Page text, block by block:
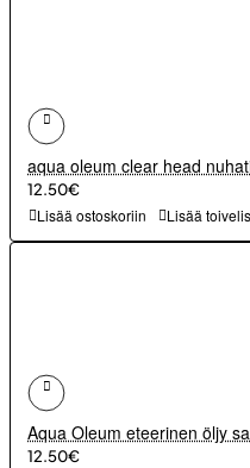
aqua oleum clear head
12.50€
Lisää ostoskoriin Lisää
Aqua Oleum eteerinen öljy
12.50€